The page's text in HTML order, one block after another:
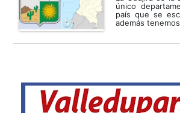
único
país que se
además